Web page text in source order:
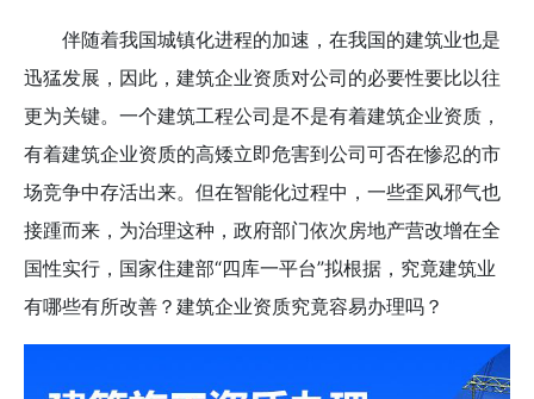
伴随着我国城镇化进程的加速，在我国的建筑业也是
迅猛发展，因此，建筑企业资质对公司的必要性要比以往
更为关键。一个建筑工程公司是不是有着建筑企业资质，
有着建筑企业资质的高矮立即危害到公司可否在惨忍的市
场竞争中存活出来。但在智能化过程中，一些歪风邪气也
接踵而来，为治理这种，政府部门依次房地产营改增在全
国性实行，国家住建部“四库一平台”拟根据，究竟建筑业
有哪些有所改善？建筑企业资质究竟容易办理吗？